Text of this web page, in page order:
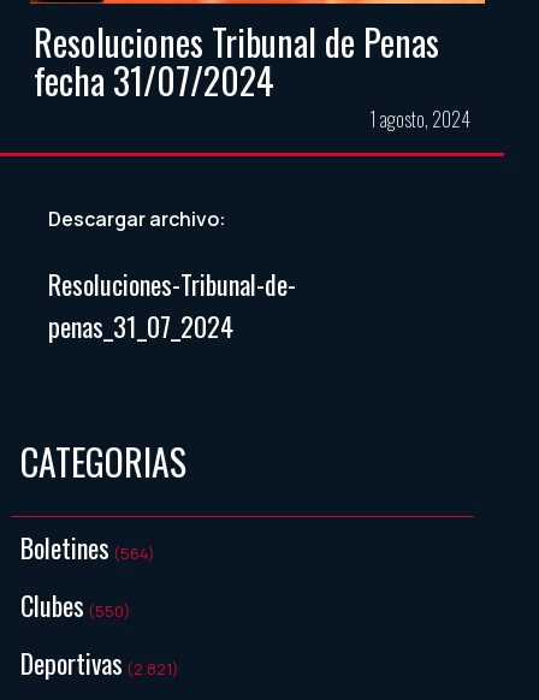
Resoluciones Tribunal de Penas
fecha 31/07/2024
1 agosto, 2024
Descargar archivo:
Resoluciones-Tribunal-de-
penas_31_07_2024
CATEGORIAS
Boletines (564)
Clubes (550)
Deportivas (2.821)